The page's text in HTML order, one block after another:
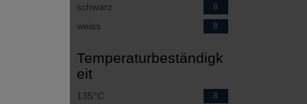
schwarz 8
weiss 8
Temperaturbeständigk
eit
135°C 8